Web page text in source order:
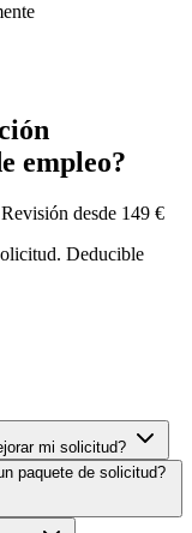
empleo?
desde 149 €
Deducible
mi solicitud?
paquete de solicitud?